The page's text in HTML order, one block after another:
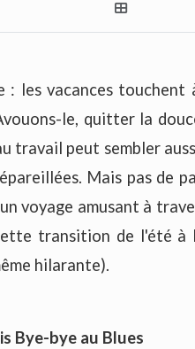
: les vacances
le, quitter la
travail peut sembler
Mais pas de
voyage amusant à
transition de l'été à
hilarante).
Bye-bye au Blues